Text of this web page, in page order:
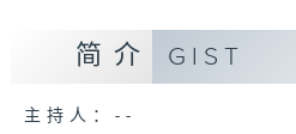
简介 GIST
主持人：--